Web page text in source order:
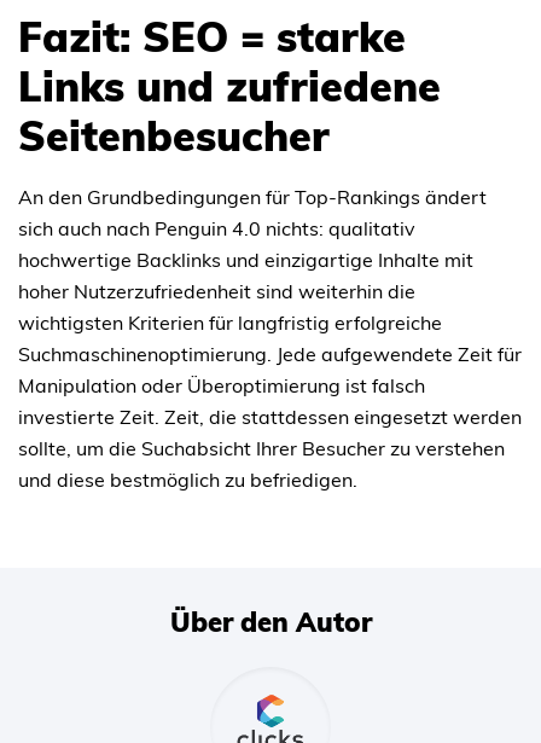
Fazit: SEO = starke
Links und zufriedene
Seitenbesucher
An den Grundbedingungen für Top-Rankings ändert
sich auch nach Penguin 4.0 nichts: qualitativ
hochwertige Backlinks und einzigartige Inhalte mit
hoher Nutzerzufriedenheit sind weiterhin die
wichtigsten Kriterien für langfristig erfolgreiche
Suchmaschinenoptimierung. Jede aufgewendete Zeit für
Manipulation oder Überoptimierung ist falsch
investierte Zeit. Zeit, die stattdessen eingesetzt werden
sollte, um die Suchabsicht Ihrer Besucher zu verstehen
und diese bestmöglich zu befriedigen.
Über den Autor